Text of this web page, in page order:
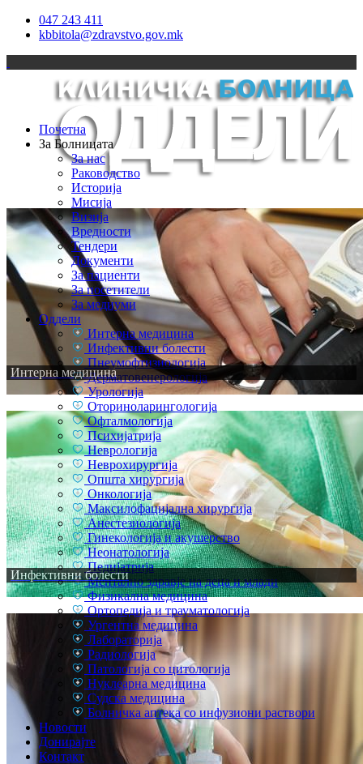
047 243 411
kbbitola@zdravstvo.gov.mk
Почетна
За Болницата
За нас
Раководство
Историја
Мисија
Визија
Вредности
Тендери
Документи
За пациенти
За посетители
За медиуми
Оддели
Интерна медицина
Инфективни болести
Пнеумофтизиологија
Дерматовенерологија
Урологија
Оториноларингологија
Офталмологија
Психијатрија
Неврологија
Неврохирургија
Општа хирургија
Онкологија
Максилофацијална хирургија
Анестезиологија
Гинекологија и акушерство
Неонатологија
Педијатрија
Ментално здравје на деца и млади
Физикална медицина
Ортопедија и трауматологија
Ургентна медицина
Лабораторија
Радиологија
Патологија со цитологија
Нуклеарна медицина
Судска медицина
Болничка аптека со инфузиони раствори
Новости
Донирајте
Контакт
Интерна медицина
Инфективни болести